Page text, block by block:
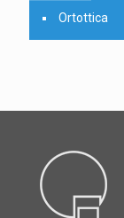
Ortottica